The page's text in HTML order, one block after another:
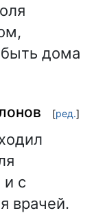
дома
[ред.]
и с
врачей.